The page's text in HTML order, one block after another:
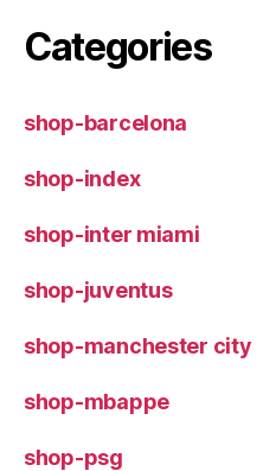
Categories
shop-barcelona
shop-index
shop-inter miami
shop-juventus
shop-manchester city
shop-mbappe
shop-psg